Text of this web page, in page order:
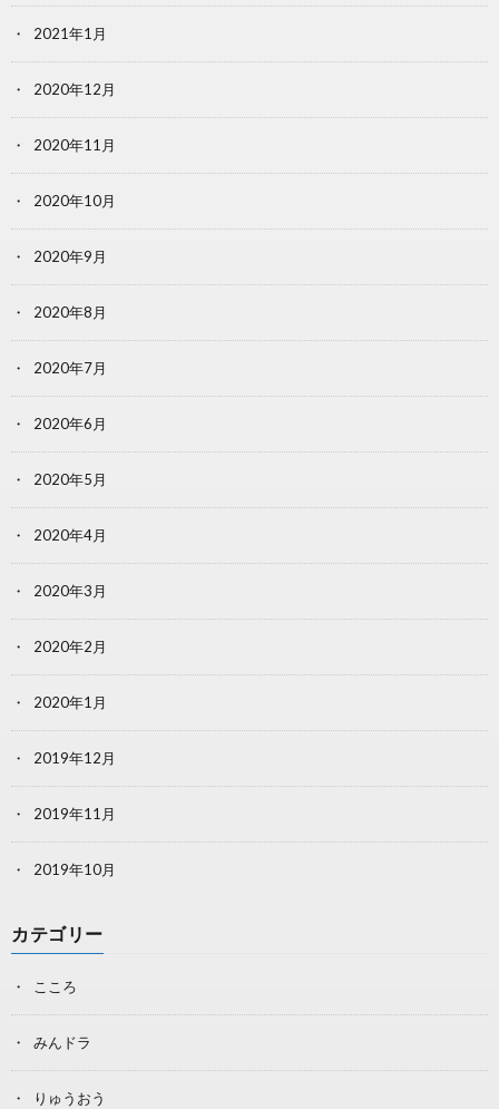
2021年1月
2020年12月
2020年11月
2020年10月
2020年9月
2020年8月
2020年7月
2020年6月
2020年5月
2020年4月
2020年3月
2020年2月
2020年1月
2019年12月
2019年11月
2019年10月
カテゴリー
こころ
みんドラ
りゅうおう